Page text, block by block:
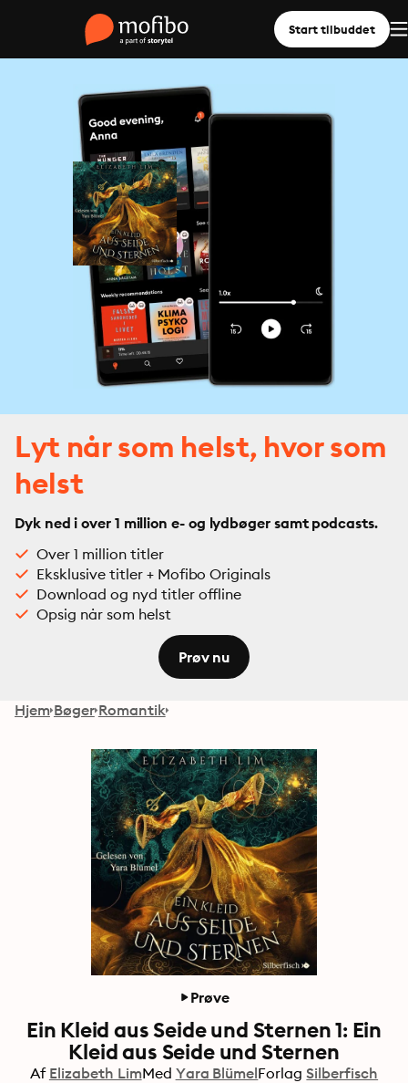
Start tilbuddet
Lyt når som helst, hvor som
helst
Dyk ned i over 1 million e- og lydbøger samt podcasts.
Over 1 million titler
Eksklusive titler + Mofibo Originals
Download og nyd titler offline
Opsig når som helst
Prøv nu
Hjem Bøger Romantik
Prøve
Ein Kleid aus Seide und Sternen 1: Ein
Kleid aus Seide und Sternen
Af Elizabeth LimMed Yara BlümelForlag Silberfisch